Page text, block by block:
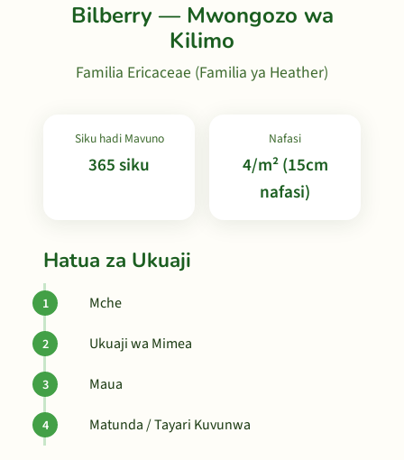
Bilberry — Mwongozo wa
Kilimo
Familia Ericaceae (Familia ya Heather)
Siku hadi Mavuno
365 siku
Nafasi
4/m² (15cm
nafasi)
Hatua za Ukuaji
Mche
Ukuaji wa Mimea
Maua
Matunda / Tayari Kuvunwa